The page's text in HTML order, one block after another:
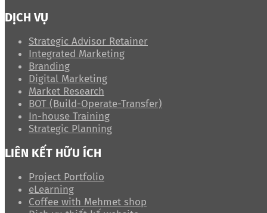
DỊCH VỤ
Strategic Advisor Retainer
Integrated Marketing
Branding
Digital Marketing
Market Research
BOT (Build-Operate-Transfer)
In-house Training
Strategic Planning
LIÊN KẾT HỮU ÍCH
Project Portfolio
eLearning
Coffee with Mehmet shop